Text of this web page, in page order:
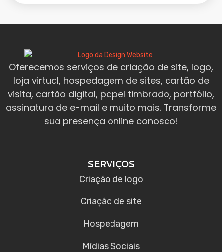
Oferecemos serviços de criação de site, logo,
loja virtual, hospedagem de sites, cartão de
visita, cartão digital, papel timbrado, portfólio,
assinatura de e-mail e muito mais. Transforme
sua presença online conosco!
SERVIÇOS
Criação de logo
Criação de site
Hospedagem
Mídias Sociais